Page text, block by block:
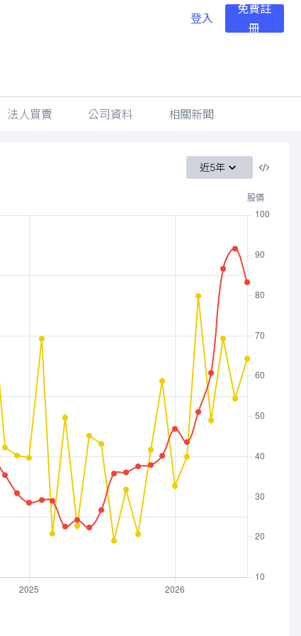
登入
免費註
冊
法人買賣 公司資料 相關新聞
近5年